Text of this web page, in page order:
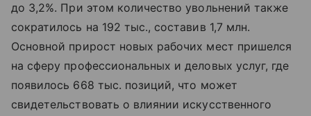
до 3,2%. При этом количество увольнений также
сократилось на 192 тыс., составив 1,7 млн.
Основной прирост новых рабочих мест пришелся
на сферу профессиональных и деловых услуг, где
появилось 668 тыс. позиций, что может
свидетельствовать о влиянии искусственного